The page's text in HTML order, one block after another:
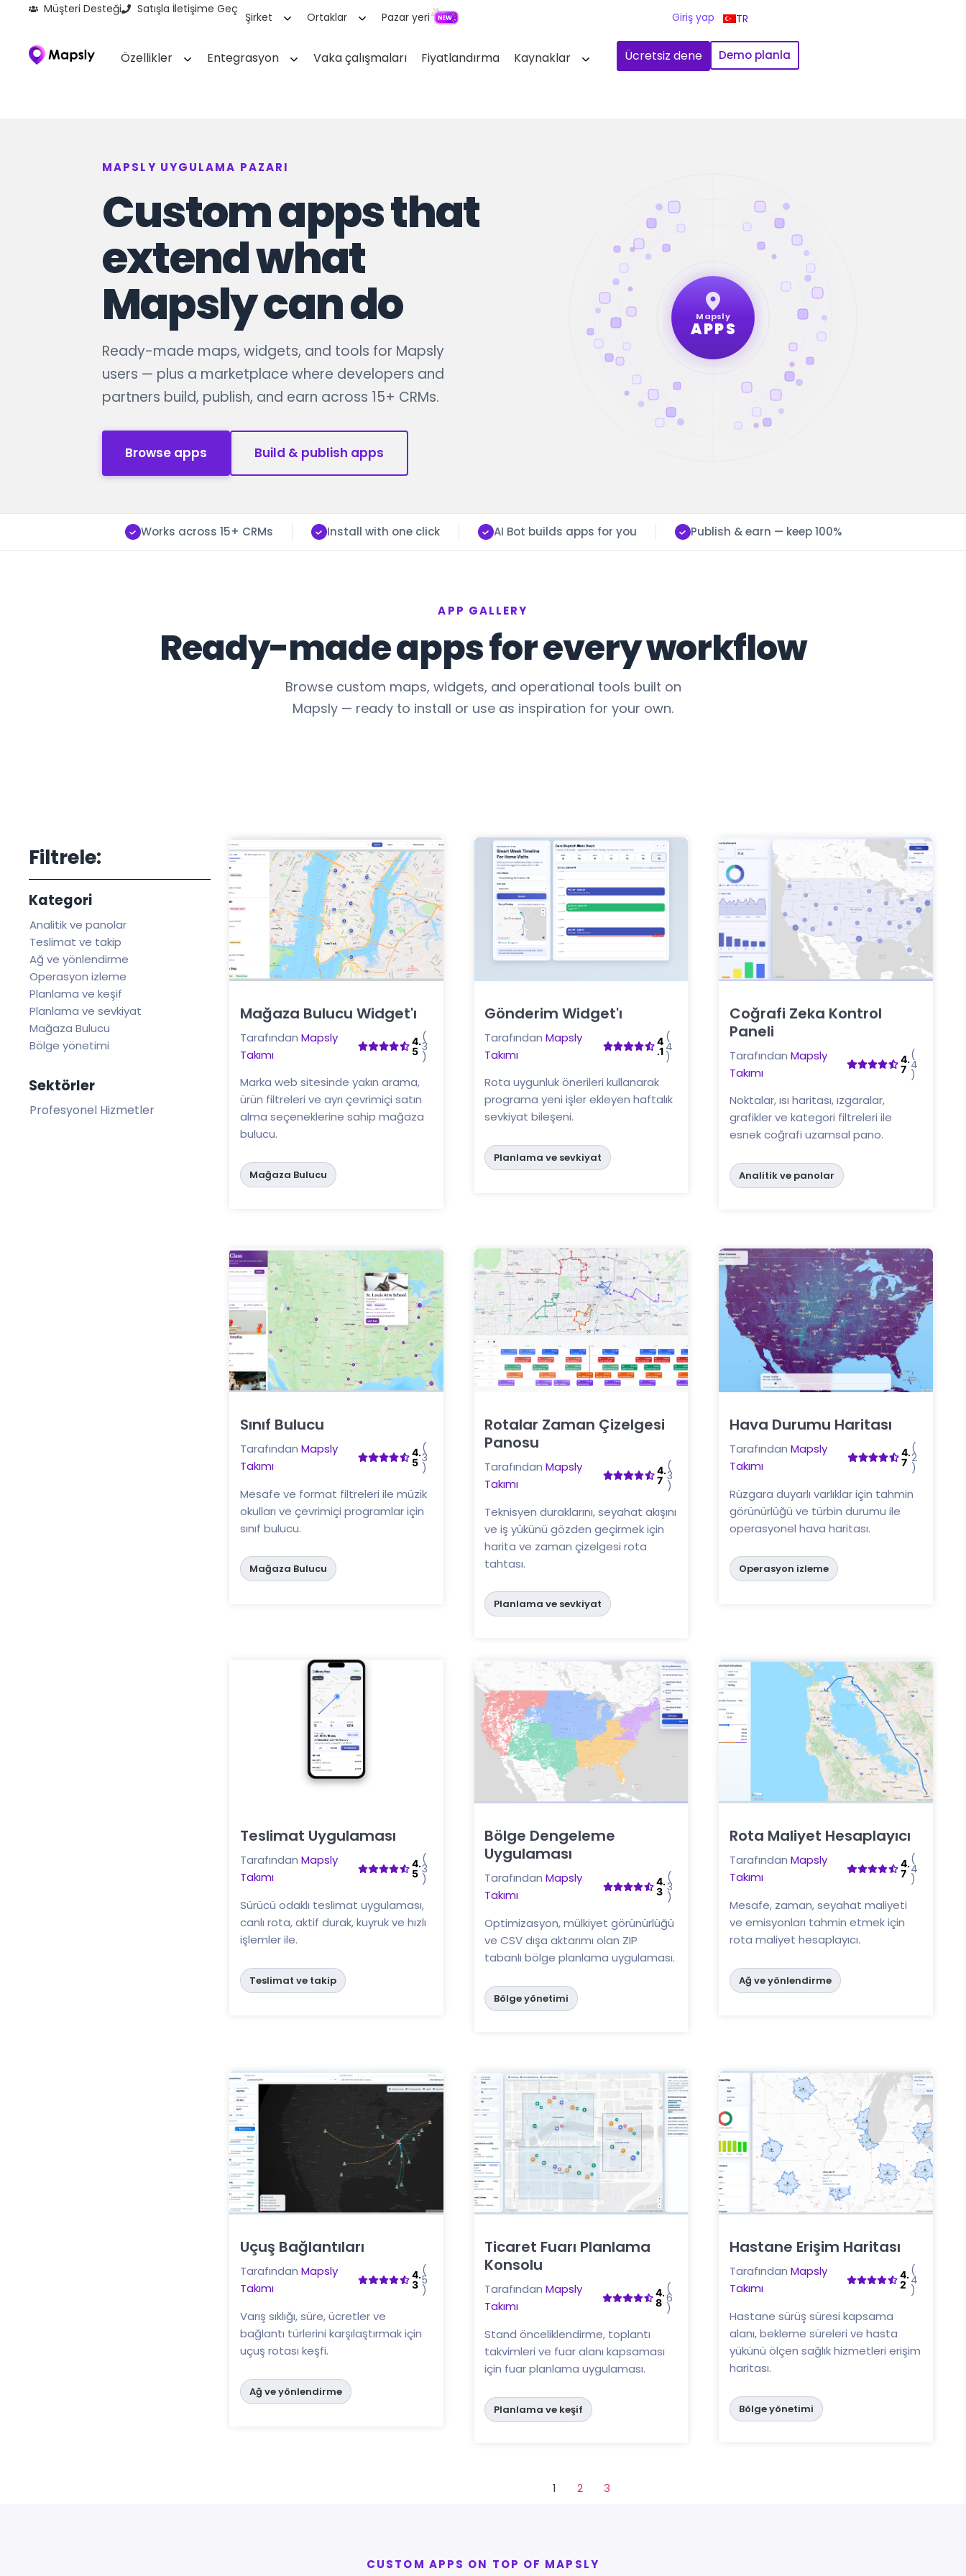
Müşteri Desteği Satışla İletişime Geç
Şirket Ortaklar Pazar yeri Giriş yap TR
Özellikler Entegrasyon Vaka çalışmaları Fiyatlandırma Kaynaklar Ücretsiz dene Demo planla
MAPSLY UYGULAMA PAZARI
Custom apps that
extend what
Mapsly can do
Ready-made maps, widgets, and tools for Mapsly
users — plus a marketplace where developers and
partners build, publish, and earn across 15+ CRMs.
Browse apps Build & publish apps
Mapsly
APPS
Works across 15+ CRMs Install with one click AI Bot builds apps for you Publish & earn — keep 100%
APP GALLERY
Ready-made apps for every workflow
Browse custom maps, widgets, and operational tools built on
Mapsly — ready to install or use as inspiration for your own.
Filtrele:
Kategori
Analitik ve panolar
Teslimat ve takip
Ağ ve yönlendirme
Operasyon izleme
Planlama ve keşif
Planlama ve sevkiyat
Mağaza Bulucu
Bölge yönetimi
Sektörler
Profesyonel Hizmetler
Mağaza Bulucu Widget'ı
TarafındanMapsly
Takımı
4.
5
(
3
)
Marka web sitesinde yakın arama,
ürün filtreleri ve ayrı çevrimiçi satın
alma seçeneklerine sahip mağaza
bulucu.
Mağaza Bulucu
Buraya tıklayın Gönderim Widget'ı
TarafındanMapsly
Takımı
4
.1
(
4
)
Rota uygunluk önerileri kullanarak
programa yeni işler ekleyen haftalık
sevkiyat bileşeni.
Planlama ve sevkiyat
Buraya tıklayın
Coğrafi Zeka Kontrol
Paneli
Tarafından Mapsly
Takımı
4.
7
(
4
)
Noktalar, ısı haritası, ızgaralar,
grafikler ve kategori filtreleri ile
esnek coğrafi uzamsal pano.
Analitik ve panolar
Buraya tıklayın
Sınıf Bulucu
TarafındanMapsly
Takımı
4.
5
(
3
)
Mesafe ve format filtreleri ile müzik
okulları ve çevrimiçi programlar için
sınıf bulucu.
Mağaza Bulucu
Buraya tıklayın
Rotalar Zaman Çizelgesi
Panosu
TarafındanMapsly
Takımı
4.
7
(
3
)
Teknisyen duraklarını, seyahat akışını
ve iş yükünü gözden geçirmek için
harita ve zaman çizelgesi rota
tahtası.
Planlama ve sevkiyat
Buraya tıklayın
Hava Durumu Haritası
Tarafından Mapsly
Takımı
4.
7
(
2
)
Rüzgara duyarlı varlıklar için tahmin
görünürlüğü ve türbin durumu ile
operasyonel hava haritası.
Operasyon izleme
Buraya tıklayın
Teslimat Uygulaması
TarafındanMapsly
Takımı
4.
5
(
3
)
Sürücü odaklı teslimat uygulaması,
canlı rota, aktif durak, kuyruk ve hızlı
işlemler ile.
Teslimat ve takip
Buraya tıklayın
Bölge Dengeleme
Uygulaması
TarafındanMapsly
Takımı
4.
3
(
3
)
Optimizasyon, mülkiyet görünürlüğü
ve CSV dışa aktarımı olan ZIP
tabanlı bölge planlama uygulaması.
Bölge yönetimi
Buraya tıklayın
Rota Maliyet Hesaplayıcı
Tarafından Mapsly
Takımı
4.
7
(
4
)
Mesafe, zaman, seyahat maliyeti
ve emisyonları tahmin etmek için
rota maliyet hesaplayıcı.
Ağ ve yönlendirme
Buraya tıklayın
Uçuş Bağlantıları
TarafındanMapsly
Takımı
4.
3
(
5
)
Varış sıklığı, süre, ücretler ve
bağlantı türlerini karşılaştırmak için
uçuş rotası keşfi.
Ağ ve yönlendirme
Buraya tıklayın
Ticaret Fuarı Planlama
Konsolu
TarafındanMapsly
Takımı
4.
8
(
6
)
Stand önceliklendirme, toplantı
takvimleri ve fuar alanı kapsaması
için fuar planlama uygulaması.
Planlama ve keşif
Buraya tıklayın
Hastane Erişim Haritası
Tarafından Mapsly
Takımı
4.
2
(
4
)
Hastane sürüş süresi kapsama
alanı, bekleme süreleri ve hasta
yükünü ölçen sağlık hizmetleri erişim
haritası.
Bölge yönetimi
1 2 3
CUSTOM APPS ON TOP OF MAPSLY